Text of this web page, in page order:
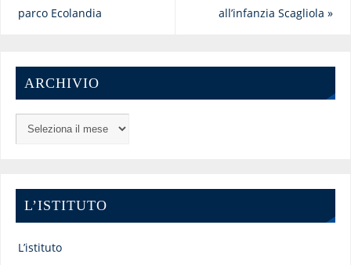
parco Ecolandia
all’infanzia Scagliola»
ARCHIVIO
L’ISTITUTO
L’istituto